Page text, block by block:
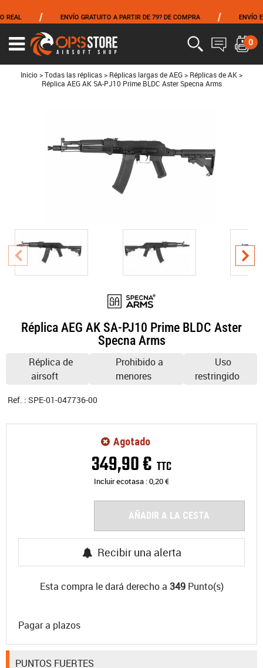
/ ENVÍO GRATUITO A PARTIR DE 79? DE COMPRA / ENVÍO EL
Ouvrir
le
menu
0
Inicio > Todas las réplicas > Réplicas largas de AEG > Réplicas de AK >
Réplica AEG AK SA-PJ10 Prime BLDC Aster Specna Arms
Réplica AEG AK SA-PJ10 Prime BLDC Aster
Specna Arms
Réplica de
airsoft
Prohibido a
menores
Uso
restringido
Ref. : SPE-01-047736-00
349,90€ TTC
Incluir ecotasa :0,20€
Agotado
AÑADIR A LA CESTA
Recibir una alerta
Esta compra le dará derecho a 349Punto(s)
Pagar a plazos
PUNTOS FUERTES